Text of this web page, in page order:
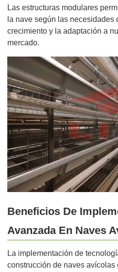
Las estructuras modulares
la nave según las necesidades
crecimiento y la adaptación a
mercado.
Beneficios De
Avanzada En Naves
La implementación de
construcción de naves avícolas